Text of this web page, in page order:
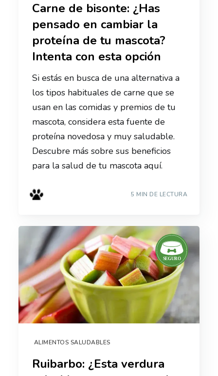
Carne de bisonte: ¿Has
pensado en cambiar la
proteína de tu mascota?
Intenta con esta opción
Si estás en busca de una alternativa a
los tipos habituales de carne que se
usan en las comidas y premios de tu
mascota, considera esta fuente de
proteína novedosa y muy saludable.
Descubre más sobre sus beneficios
para la salud de tu mascota aquí.
5 MIN DE LECTURA
ALIMENTOS SALUDABLES
Ruibarbo: ¿Esta verdura